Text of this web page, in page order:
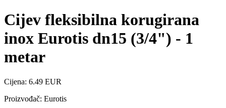
Cijev fleksibilna korugirana
inox Eurotis dn15 (3/4") - 1
metar
Cijena: 6.49 EUR
Proizvođač: Eurotis